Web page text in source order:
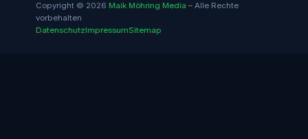
Copyright © 2026 Maik Möhring Media – Alle Rechte
vorbehalten
DatenschutzImpressumSitemap